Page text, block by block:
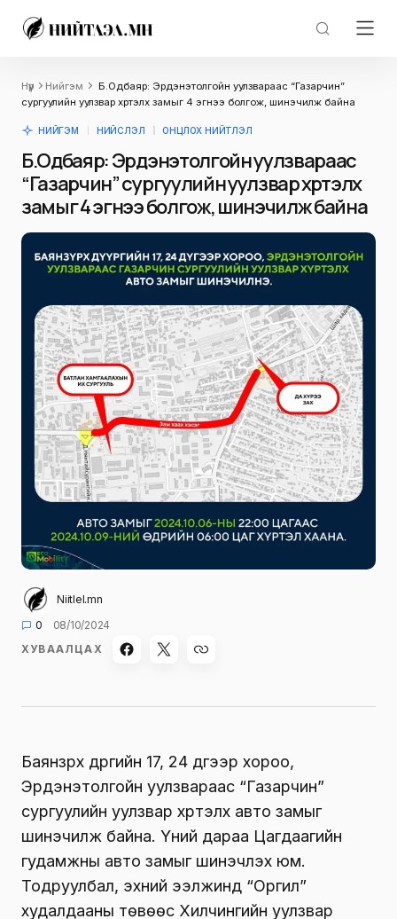
Нүүр Нийгэм
Б.Одбаяр: Эрдэнэтолгойн уулзвараас “Газарчин”
сургуулийн уулзвар хүртэлх замыг 4 эгнээ болгож, шинэчилж байна
НИЙГЭМ НИЙСЛЭЛ ОНЦЛОХ НИЙТЛЭЛ
Б.Одбаяр: Эрдэнэтолгойн уулзвараас
“Газарчин” сургуулийн уулзвар хүртэлх
замыг 4 эгнээ болгож, шинэчилж байна
Niitlel.mn
0
08/10/2024
ХУВААЛЦАХ
Баянзүрх дүүргийн 17, 24 дүгээр хороо,
Эрдэнэтолгойн уулзвараас “Газарчин”
сургуулийн уулзвар хүртэлх авто замыг
шинэчилж байна. Үүний дараа Цагдаагийн
гудамжны авто замыг шинэчлэх юм.
Тодруулбал, эхний ээлжинд “Оргил”
худалдааны төвөөс Хилчингийн уулзвар